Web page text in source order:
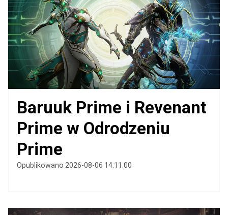
Baruuk Prime i Revenant
Prime w Odrodzeniu
Prime
Opublikowano 2026-08-06 14:11:00